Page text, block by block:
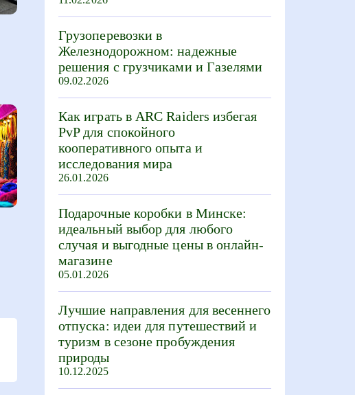
Грузоперевозки в
Железнодорожном: надежные
решения с грузчиками и Газелями
09.02.2026
Как играть в ARC Raiders избегая
PvP для спокойного
кооперативного опыта и
исследования мира
26.01.2026
Подарочные коробки в Минске:
идеальный выбор для любого
случая и выгодные цены в онлайн-
магазине
05.01.2026
Лучшие направления для весеннего
отпуска: идеи для путешествий и
туризм в сезоне пробуждения
природы
10.12.2025